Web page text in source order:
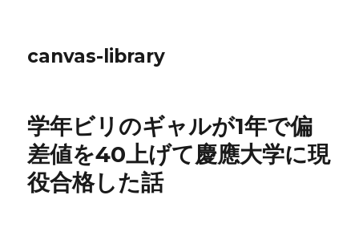
canvas-library
学年ビリのギャルが1年で偏
差値を40上げて慶應大学に現
役合格した話